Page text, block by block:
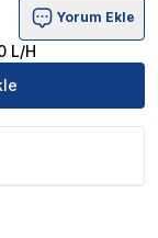
Yorum Ekle
L/H